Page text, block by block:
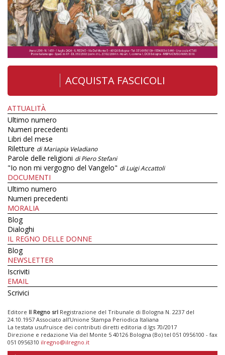
ACQUISTA FASCICOLI
ATTUALITÀ
Ultimo numero
Numeri precedenti
Libri del mese
Riletture di Mariapia Veladiano
Parole delle religioni di Piero Stefani
"Io non mi vergogno del Vangelo" di Luigi Accattoli
DOCUMENTI
Ultimo numero
Numeri precedenti
MORALIA
Blog
Dialoghi
IL REGNO DELLE DONNE
Blog
NEWSLETTER
Iscriviti
EMAIL
Scrivici
Editore Il Regno srl Registrazione del Tribunale di Bologna N. 2237 del
24.10.1957 Associato all’Unione Stampa Periodica Italiana
La testata usufruisce dei contributi diretti editoria d.lgs 70/2017
Direzione e redazione Via del Monte 5 40126 Bologna (Bo) tel 051 0956100 - fax
051 0956310 ilregno@ilregno.it